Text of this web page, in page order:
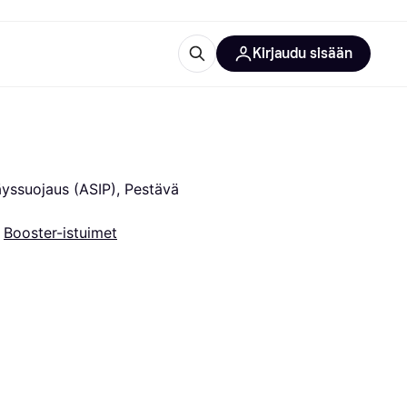
Kirjaudu sisään
(ASIP), Pestävä
Booster-istuimet